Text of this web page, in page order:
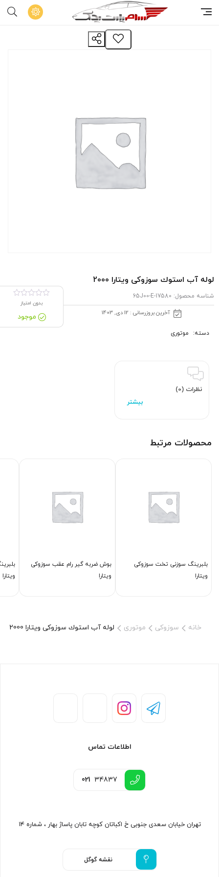
لوله آب استوك سوزوکی ویتارا 2000
شناسه محصول: 17580-65J00-E
آخرین بروزرسانی : 12 دی, 1403
بدون امتیاز
موجود
دسته: موتوری
نظرات (0)
محصولات مرتبط
بلبرینگ سوزنی تخت سوزوکی
ویتارا
بوش ضربه گیر رام عقب سوزوکی
ویتارا
ویتارا
خانه سوزوکی موتوری لوله آب استوك سوزوکی ویتارا 2000
اطلاعات تماس
021 34837
تهران خیابان سعدی جنوبی خ اکباتان کوچه تابان پاساژ بهار ، شماره ۱۴
نقشه گوگل